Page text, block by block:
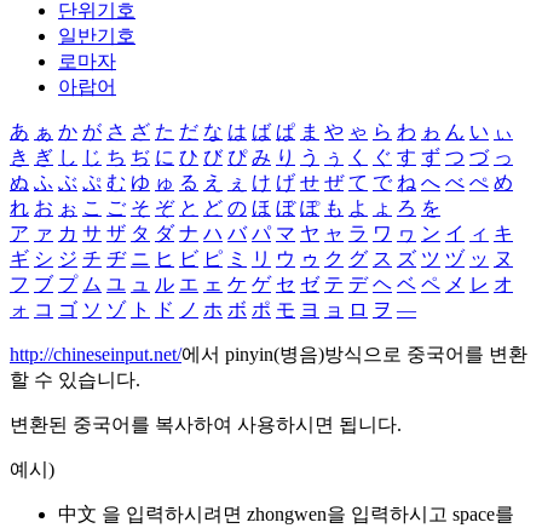
단위기호
일반기호
로마자
아랍어
あ ぁ か が さ ざ た だ な は ば ぱ ま や ゃ ら わ ゎ ん い ぃ
き ぎ し じ ち ぢ に ひ び ぴ み り う ぅ く ぐ す ず つ づ っ
ぬ ふ ぶ ぷ む ゆ ゅ る え ぇ け げ せ ぜ て で ね へ べ ぺ め
れ お ぉ こ ご そ ぞ と ど の ほ ぼ ぽ も よ ょ ろ を
ア ァ カ サ ザ タ ダ ナ ハ バ パ マ ヤ ャ ラ ワ ヮ ン イ ィ キ
ギ シ ジ チ ヂ ニ ヒ ビ ピ ミ リ ウ ゥ ク グ ス ズ ツ ヅ ッ ヌ
フ ブ プ ム ユ ュ ル エ ェ ケ ゲ セ ゼ テ デ ヘ ベ ペ メ レ オ
ォ コ ゴ ソ ゾ ト ド ノ ホ ボ ポ モ ヨ ョ ロ ヲ ―
http://chineseinput.net/에서 pinyin(병음)방식으로 중국어를 변환
할 수 있습니다.
변환된 중국어를 복사하여 사용하시면 됩니다.
예시)
中文 을 입력하시려면 zhongwen을 입력하시고 space를